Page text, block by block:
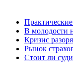
В молодости
Кризис
Рынок
Стоит ли